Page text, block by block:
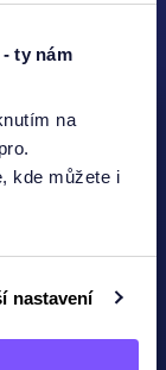
ty nám
na
kde můžete i
nastavení